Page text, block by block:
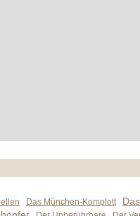
Das München-Komplott